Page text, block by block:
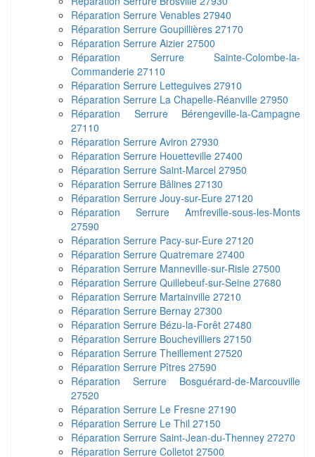
Réparation Serrure Venables 27940
Réparation Serrure Goupillières 27170
Réparation Serrure Aizier 27500
Réparation Serrure Sainte-Colombe-la-
Commanderie 27110
Réparation Serrure Letteguives 27910
Réparation Serrure La Chapelle-Réanville 27950
Réparation Serrure Bérengeville-la-Campagne
27110
Réparation Serrure Aviron 27930
Réparation Serrure Houetteville 27400
Réparation Serrure Saint-Marcel 27950
Réparation Serrure Bâlines 27130
Réparation Serrure Jouy-sur-Eure 27120
Réparation Serrure Amfreville-sous-les-Monts
27590
Réparation Serrure Pacy-sur-Eure 27120
Réparation Serrure Quatremare 27400
Réparation Serrure Manneville-sur-Risle 27500
Réparation Serrure Quillebeuf-sur-Seine 27680
Réparation Serrure Martainville 27210
Réparation Serrure Bernay 27300
Réparation Serrure Bézu-la-Forêt 27480
Réparation Serrure Bouchevilliers 27150
Réparation Serrure Theillement 27520
Réparation Serrure Pîtres 27590
Réparation Serrure Bosguérard-de-Marcouville
27520
Réparation Serrure Le Fresne 27190
Réparation Serrure Le Thil 27150
Réparation Serrure Saint-Jean-du-Thenney 27270
Réparation Serrure Colletot 27500